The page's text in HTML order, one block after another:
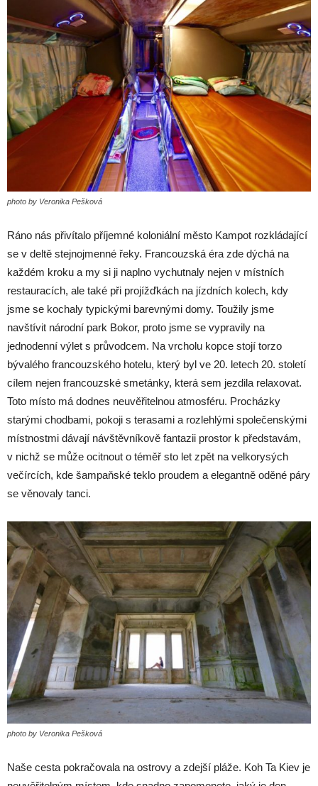
photo by Veronika Pešková
Ráno nás přivítalo příjemné koloniální město Kampot rozkládající
se v deltě stejnojmenné řeky. Francouzská éra zde dýchá na
každém kroku a my si ji naplno vychutnaly nejen v místních
restauracích, ale také při projížďkách na jízdních kolech, kdy
jsme se kochaly typickými barevnými domy. Toužily jsme
navštívit národní park Bokor, proto jsme se vypravily na
jednodenní výlet s průvodcem. Na vrcholu kopce stojí torzo
bývalého francouzského hotelu, který byl ve 20. letech 20. století
cílem nejen francouzské smetánky, která sem jezdila relaxovat.
Toto místo má dodnes neuvěřitelnou atmosféru. Procházky
starými chodbami, pokoji s terasami a rozlehlými společenskými
místnostmi dávají návštěvníkově fantazii prostor k představám,
v nichž se může ocitnout o téměř sto let zpět na velkorysých
večírcích, kde šampaňské teklo proudem a elegantně oděné páry
se věnovaly tanci.
photo by Veronika Pešková
Naše cesta pokračovala na ostrovy a zdejší pláže. Koh Ta Kiev je